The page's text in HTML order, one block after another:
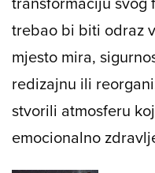
trebao bi biti odraz
mjesto mira,
redizajnu ili
stvorili atmosferu
emocionalno